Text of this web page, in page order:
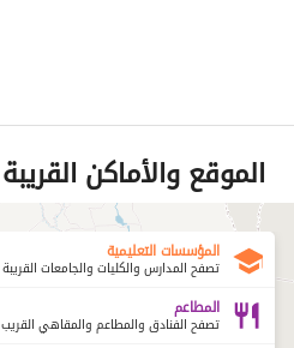
الموقع والأماكن القريبة
المؤسسات التعليمية
تصفح المدارس والكليات والجامعات القريبة
المطاعم
تصفح الفنادق والمطاعم والمقاهي القريب